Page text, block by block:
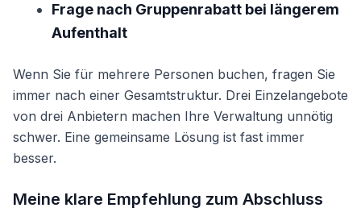
Frage nach Gruppenrabatt bei längerem
Aufenthalt
Wenn Sie für mehrere Personen buchen, fragen Sie
immer nach einer Gesamtstruktur. Drei Einzelangebote
von drei Anbietern machen Ihre Verwaltung unnötig
schwer. Eine gemeinsame Lösung ist fast immer
besser.
Meine klare Empfehlung zum Abschluss